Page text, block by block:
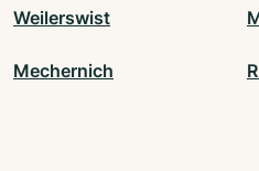
Weilerswist
Mechernich